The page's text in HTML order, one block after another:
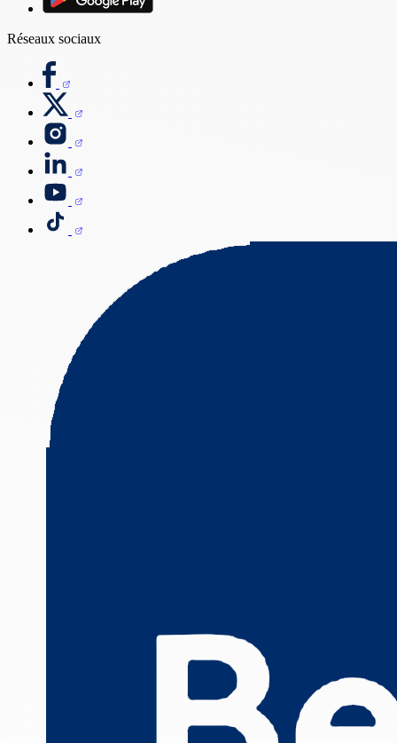
Réseaux sociaux